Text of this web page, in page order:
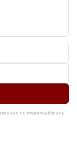
sao de responsabilidade